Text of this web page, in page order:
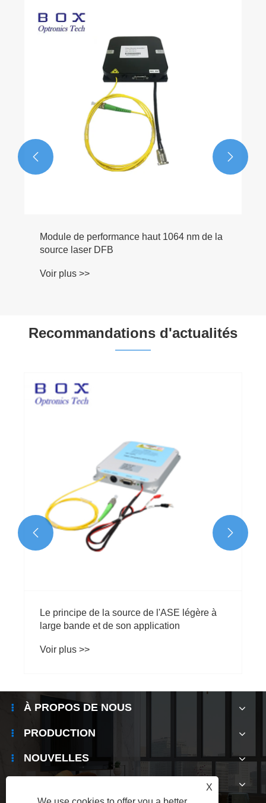
Module de performance haut 1064 nm de la
source laser DFB
Voir plus >>
 
Recommandations d'actualités
Le principe de la source de l'ASE légère à
large bande et de son application
Voir plus >>
 
À PROPOS DE NOUS
PRODUCTION
NOUVELLES
X